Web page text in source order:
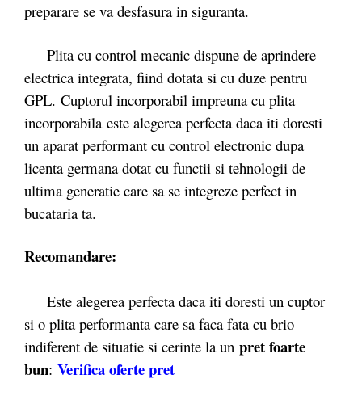
preparare se va desfasura in siguranta.
Plita cu control mecanic dispune de aprindere
electrica integrata, fiind dotata si cu duze pentru
GPL. Cuptorul incorporabil impreuna cu plita
incorporabila este alegerea perfecta daca iti doresti
un aparat performant cu control electronic dupa
licenta germana dotat cu functii si tehnologii de
ultima generatie care sa se integreze perfect in
bucataria ta.
Recomandare:
Este alegerea perfecta daca iti doresti un cuptor
si o plita performanta care sa faca fata cu brio
indiferent de situatie si cerinte la un pret foarte
bun: Verifica oferte pret